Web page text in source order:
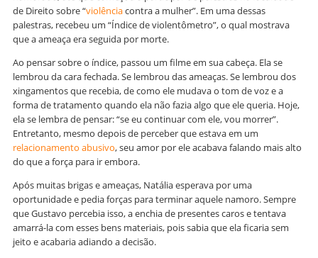
de Direito sobre “violênciacontra a mulher”. Em uma dessas
palestras, recebeu um “Índice de violentômetro”, o qual mostrava
que a ameaça era seguida por morte.
Ao pensar sobre o índice, passou um filme em sua cabeça. Ela se
lembrou da cara fechada. Se lembrou das ameaças. Se lembrou dos
xingamentos que recebia, de como ele mudava o tom de voz e a
forma de tratamento quando ela não fazia algo que ele queria. Hoje,
ela se lembra de pensar: “se eu continuar com ele, vou morrer”.
Entretanto, mesmo depois de perceber que estava em um
relacionamento abusivo, seu amor por ele acabava falando mais alto
do que a força para ir embora.
Após muitas brigas e ameaças, Natália esperava por uma
oportunidade e pedia forças para terminar aquele namoro. Sempre
que Gustavo percebia isso, a enchia de presentes caros e tentava
amarrá-la com esses bens materiais, pois sabia que ela ficaria sem
jeito e acabaria adiando a decisão.